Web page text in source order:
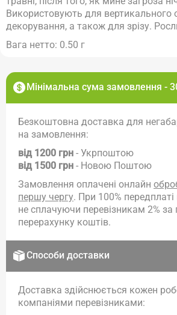
Мінімальна сума замовлення -
Безкоштовна доставка для
на замовлення:
від 1200 грн - Укрпоштою
від 1500 грн - Новою Поштою
Замовлення оплачені онлайн
першу чергу. При 100%
не сплачуючи перевізникам 2% за
перерахунку коштів.
Способи доставки
Доставка здійснюється кожен
компаніями перевізниками:
Використовують для вертикального
декорування, а також для зрізу.
Вага нетто: 0.50 г